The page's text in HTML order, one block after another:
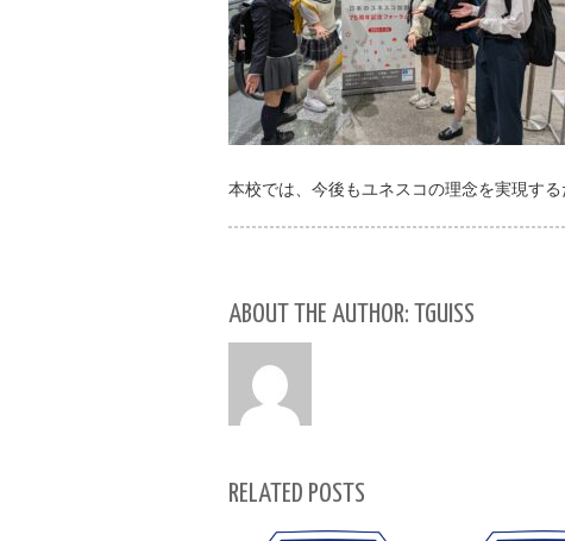
本校では、今後もユネスコの理念を実現す
ABOUT THE AUTHOR: TGUISS
RELATED POSTS